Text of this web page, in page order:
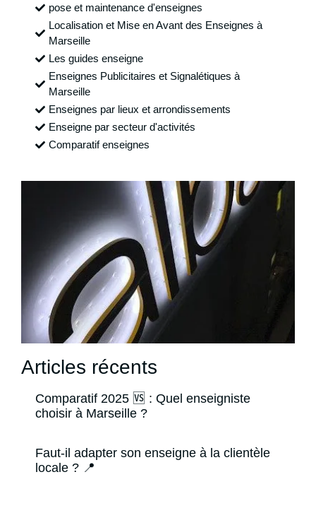
pose et maintenance d'enseignes
Localisation et Mise en Avant des Enseignes à
Marseille
Les guides enseigne
Enseignes Publicitaires et Signalétiques à
Marseille
Enseignes par lieux et arrondissements
Enseigne par secteur d'activités
Comparatif enseignes
Articles récents
Comparatif 2025 🆚 : Quel enseigniste
choisir à Marseille ?
Faut-il adapter son enseigne à la clientèle
locale ? 📍